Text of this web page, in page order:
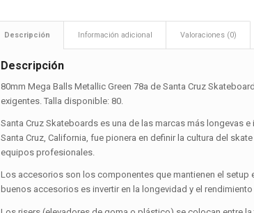
Descripción Información adicional Valoraciones (0)
Descripción
80mm Mega Balls Metallic Green 78a de Santa Cruz
exigentes. Talla disponible: 80.
Santa Cruz Skateboards es una de las marcas más longevas
Santa Cruz, California, fue pionera en definir la cultura del
equipos profesionales.
Los accesorios son los componentes que mantienen el
buenos accesorios es invertir en la longevidad y el